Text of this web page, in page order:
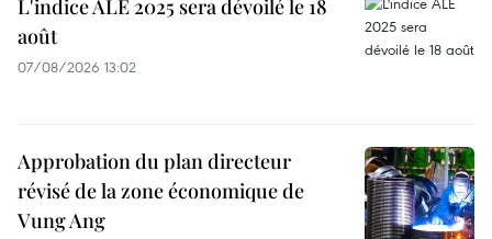
L'indice ALE 2025 sera dévoilé le 18
août
07/08/2026 13:02
Approbation du plan directeur
révisé de la zone économique de
Vung Ang